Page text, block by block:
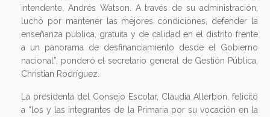
intendente, Andrés Watson. A través de su administración,
luchó por mantener las mejores condiciones, defender la
enseñanza pública, gratuita y de calidad en el distrito frente
a un panorama de desfinanciamiento desde el Gobierno
nacional”, ponderó el secretario general de Gestión Pública,
Christian Rodríguez.
La presidenta del Consejo Escolar, Claudia Allerbon, felicitó
a “los y las integrantes de la Primaria por su vocación en la